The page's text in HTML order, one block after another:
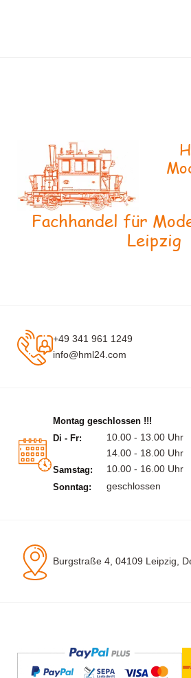
Fachhandel für
Leipzig
+49 341 961 1249
info@hml24.com
Montag geschlossen !!!
Di - Fr:
10.00 - 13.00 Uhr
14.00 - 18.00 Uhr
Samstag: 10.00 - 16.00 Uhr
Sonntag: geschlossen
Burgstraße 4, 04109 Leipzig,